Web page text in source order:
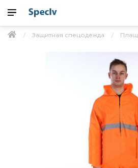
Защитная спецодежда